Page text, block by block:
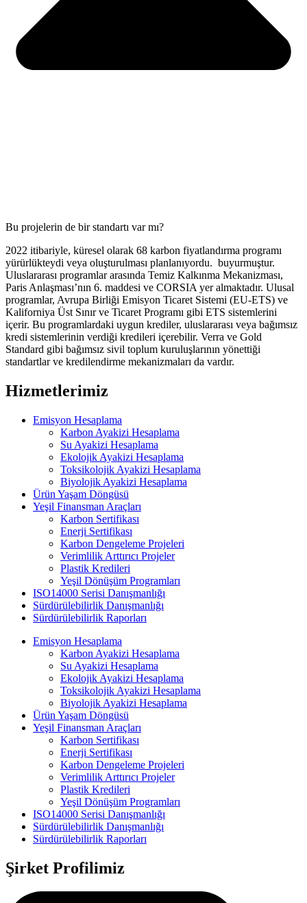
Bu projelerin de bir standartı var mı?
2022 itibariyle, küresel olarak 68 karbon fiyatlandırma programı
yürürlükteydi veya oluşturulması planlanıyordu. buyurmuştur.
Uluslararası programlar arasında Temiz Kalkınma Mekanizması,
Paris Anlaşması’nın 6. maddesi ve CORSIA yer almaktadır. Ulusal
programlar, Avrupa Birliği Emisyon Ticaret Sistemi (EU-ETS) ve
Kaliforniya Üst Sınır ve Ticaret Programı gibi ETS sistemlerini
içerir. Bu programlardaki uygun krediler, uluslararası veya bağımsız
kredi sistemlerinin verdiği kredileri içerebilir. Verra ve Gold
Standard gibi bağımsız sivil toplum kuruluşlarının yönettiği
standartlar ve kredilendirme mekanizmaları da vardır.
Hizmetlerimiz
Emisyon Hesaplama
Karbon Ayakizi Hesaplama
Su Ayakizi Hesaplama
Ekolojik Ayakizi Hesaplama
Toksikolojik Ayakizi Hesaplama
Biyolojik Ayakizi Hesaplama
Ürün Yaşam Döngüsü
Yeşil Finansman Araçları
Karbon Sertifikası
Enerji Sertifikası
Karbon Dengeleme Projeleri
Verimlilik Arttırıcı Projeler
Plastik Kredileri
Yeşil Dönüşüm Programları
ISO14000 Serisi Danışmanlığı
Sürdürülebilirlik Danışmanlığı
Sürdürülebilirlik Raporları
Emisyon Hesaplama
Karbon Ayakizi Hesaplama
Su Ayakizi Hesaplama
Ekolojik Ayakizi Hesaplama
Toksikolojik Ayakizi Hesaplama
Biyolojik Ayakizi Hesaplama
Ürün Yaşam Döngüsü
Yeşil Finansman Araçları
Karbon Sertifikası
Enerji Sertifikası
Karbon Dengeleme Projeleri
Verimlilik Arttırıcı Projeler
Plastik Kredileri
Yeşil Dönüşüm Programları
ISO14000 Serisi Danışmanlığı
Sürdürülebilirlik Danışmanlığı
Sürdürülebilirlik Raporları
Şirket Profilimiz